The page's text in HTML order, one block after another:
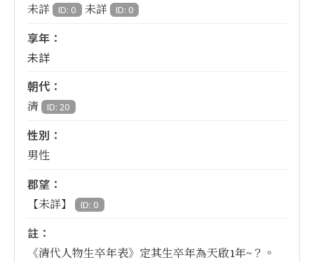
未詳 ID: 0 未詳 ID: 0
享年：
未詳
朝代：
清 ID: 20
性別：
男性
郡望：
【未詳】 ID: 0
註：
《清代人物生卒年表》定其生卒年為天啟1年~？。